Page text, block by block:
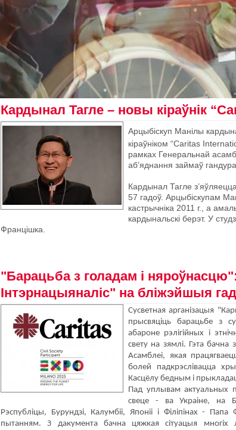
Кардынал Тагле – новы кіраўнік
Арцыбіскуп Манілы
кіраўніком “Сaritas
рамках Генеральнай
аб’яднання займаў
Кардынал Тагле
57 гадоў. Арцыбіскупам
кастрычніка 2011 г., а
кардынальскі берэт. У
Францішка.
"Барацьба з голадам і
Інтэрнацыяналіс" на бліжэйшыя
Сусветная арганізацыя
прысвяціць барацьбе з
абароне рэлігійных і
свету на зямлі. Гэта бачна
Асамблеі, якая
болей падкрэслівацца
Касцёлу бедным і
Пад уплывам актуальных
свеце - ва Украіне, на
Рэспубліцы, Бурундзі, Калумбіі, Японіі і Філіпінах -
пытанням. З дакумента бачна цяжкая сітуацыя многіх